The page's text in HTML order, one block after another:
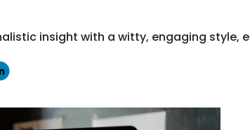
insight with a witty, engaging style,